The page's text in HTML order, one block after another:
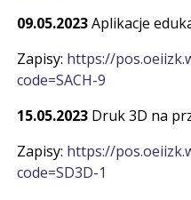
09.05.2023Aplikacje
Zapisy: https://
code=SACH-9
15.05.2023 Druk 3D na
Zapisy: https://
code=SD3D-1